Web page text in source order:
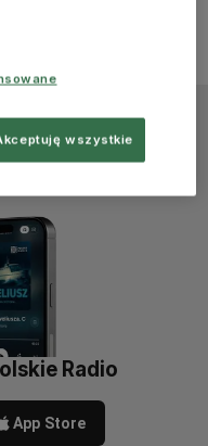
Radio
App Store
wszystkie